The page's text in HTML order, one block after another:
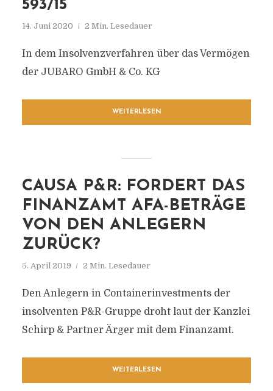
593/15
14. Juni 2020 2 Min. Lesedauer
In dem Insolvenzverfahren über das Vermögen
der JUBARO GmbH & Co. KG
WEITERLESEN
CAUSA P&R: FORDERT DAS
FINANZAMT AFA-BETRÄGE
VON DEN ANLEGERN
ZURÜCK?
5. April 2019 2 Min. Lesedauer
Den Anlegern in Containerinvestments der
insolventen P&R-Gruppe droht laut der Kanzlei
Schirp & Partner Ärger mit dem Finanzamt.
WEITERLESEN